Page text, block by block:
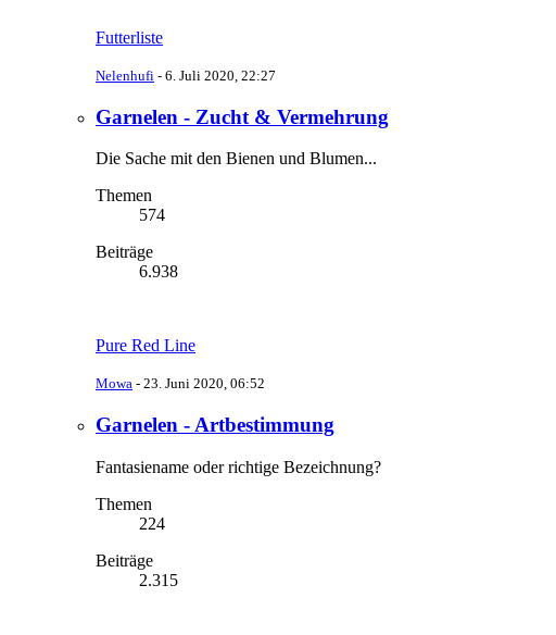
Futterliste
Nelenhufi - 6. Juli 2020, 22:27
Garnelen - Zucht & Vermehrung
Die Sache mit den Bienen und Blumen...
Themen
574
Beiträge
6.938
Pure Red Line
Mowa - 23. Juni 2020, 06:52
Garnelen - Artbestimmung
Fantasiename oder richtige Bezeichnung?
Themen
224
Beiträge
2.315